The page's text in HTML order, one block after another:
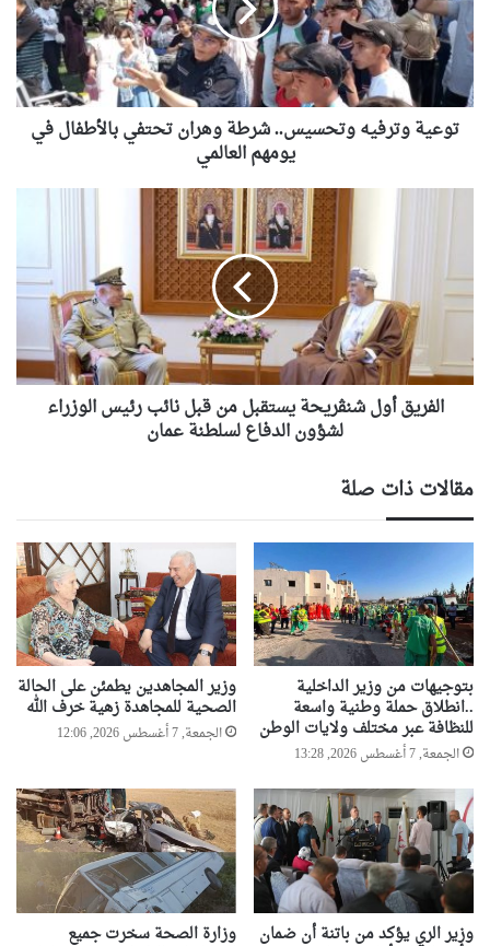
وهران
تحتفي
بالأطفال
في
يومهم
العالمي
توعية وترفيه وتحسيس.. شرطة وهران تحتفي بالأطفال في
يومهم العالمي
من
قبل
رئيس
الوزراء
لشؤون
عمان
الفريق أول شنڨريحة يستقبل من قبل نائب رئيس الوزراء
لشؤون الدفاع لسلطنة عمان
مقالات ذات صلة
بتوجيهات من وزير الداخلية
..انطلاق حملة وطنية واسعة
للنظافة عبر مختلف ولايات الوطن
الجمعة, 7 أغسطس 2026, 13:28
وزير المجاهدين يطمئن على الحالة
الصحية للمجاهدة زهية خرف الله
الجمعة, 7 أغسطس 2026, 12:06
وزير الري يؤكد من باتنة أن ضمان وزارة الصحة سخرت جميع